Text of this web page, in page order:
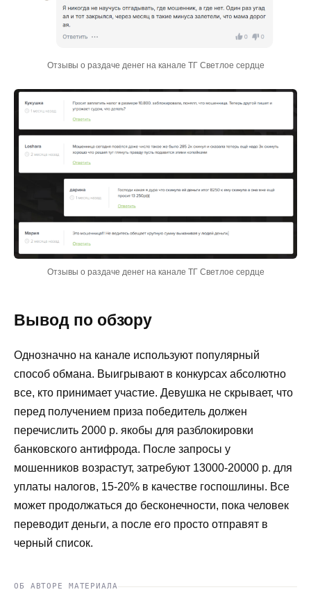
Отзывы о раздаче денег на канале ТГ Светлое сердце
Отзывы о раздаче денег на канале ТГ Светлое сердце
Вывод по обзору
Однозначно на канале используют популярный
способ обмана. Выигрывают в конкурсах абсолютно
все, кто принимает участие. Девушка не скрывает, что
перед получением приза победитель должен
перечислить 2000 р. якобы для разблокировки
банковского антифрода. После запросы у
мошенников возрастут, затребуют 13000-20000 р. для
уплаты налогов, 15-20% в качестве госпошлины. Все
может продолжаться до бесконечности, пока человек
переводит деньги, а после его просто отправят в
черный список.
ОБ АВТОРЕ МАТЕРИАЛА